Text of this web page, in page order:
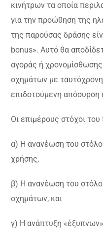
κινήτρων τα οποία
για την προώθηση της
της παρούσας δράσης
bonus». Αυτό θα
αγοράς ή
οχημάτων με
επιδοτούμενη
Οι επιμέρους στόχοι
α) Η ανανέωση του
χρήσης,
β) Η ανανέωση του
οχημάτων, και
γ) Η ανάπτυξη